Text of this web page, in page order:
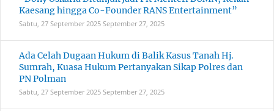
Kaesang hingga Co-Founder RANS Entertainment”
Sabtu, 27 September 2025 September 27, 2025
Ada Celah Dugaan Hukum di Balik Kasus Tanah Hj.
Sumrah, Kuasa Hukum Pertanyakan Sikap Polres dan
PN Polman
Sabtu, 27 September 2025 September 27, 2025